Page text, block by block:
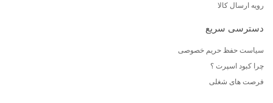
رویه ارسال کالا
دسترسی سریع
سیاست حفظ حریم خصوصی
چرا کبود اسپرت ؟
فرصت های شغلی